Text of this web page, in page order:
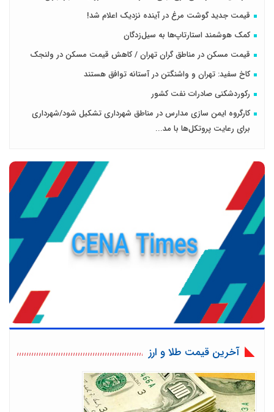
قیمت جدید گوشت مرغ در آینده نزدیک اعلام شد!
کمک هوشمند استارتاپ‌ها به سیل‌زدگان
قیمت مسکن در مناطق گران تهران / کاهش قیمت مسکن در ولنجک
کاخ سفید: تهران و واشنگتن در آستانه توافق هستند
رکوردشکنی صادرات نفت کشور
کارگروه ایمن سازی مدارس در مناطق شهرداری تشکیل شود/شهرداری
برای رعایت پروتکل‌ها با مد...
آخرین قیمت طلا و ارز